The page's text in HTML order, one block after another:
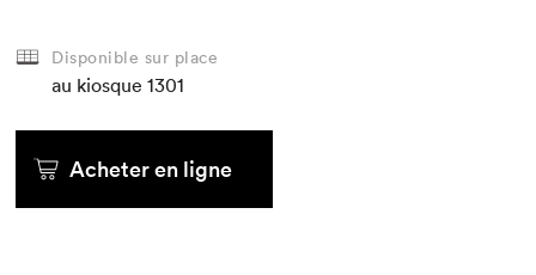
Disponible sur place
au kiosque 1301
Acheter en ligne